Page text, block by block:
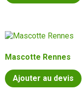
Mascotte Rennes
Ajouter au devis